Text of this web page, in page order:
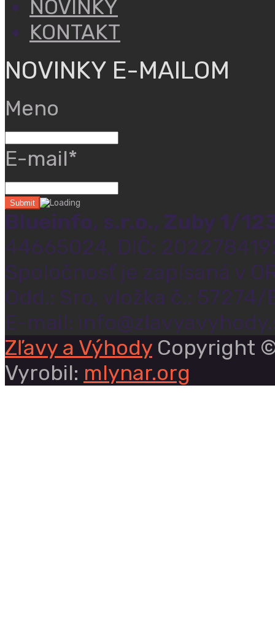
NOVINKY
KONTAKT
NOVINKY E-MAILOM
Meno
E-mail*
Blueinfo, s.r.o., Zuby 1/
44665024, DIČ:
Spoločnosť je zapísaná v
Odd.: Sro, vložka č.: 57274/
E-mail:
Zľavy a Výhody Copyright
Vyrobil: mlynar.org